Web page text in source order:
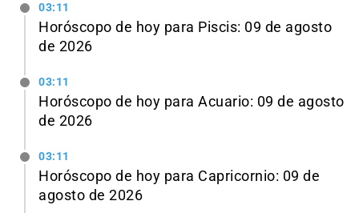
03:11
Horóscopo de hoy para Piscis: 09 de agosto
de 2026
03:11
Horóscopo de hoy para Acuario: 09 de agosto
de 2026
03:11
Horóscopo de hoy para Capricornio: 09 de
agosto de 2026